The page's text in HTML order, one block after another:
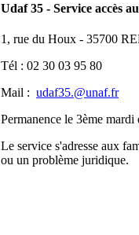
Udaf 35 - Service accès
1, rue du Houx - 35700
Tél : 02 30 03 95 80
Mail : udaf35.@unaf.fr
Permanence le 3ème
Le service s'adresse aux
ou un problème juridique.